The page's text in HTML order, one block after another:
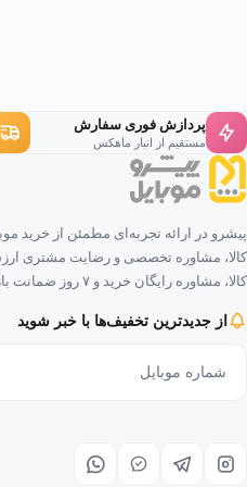
پردازش فوری سفارش
مستقیم از انبار ماهکس
کالا، مشاوره
از جدیدترین تخفیف‌ها با خبر شوید